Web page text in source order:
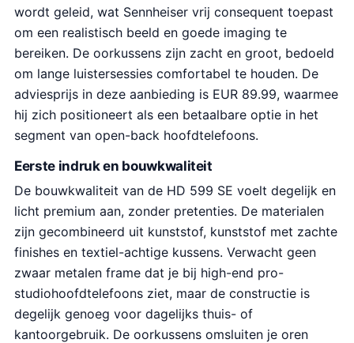
wordt geleid, wat Sennheiser vrij consequent toepast
om een realistisch beeld en goede imaging te
bereiken. De oorkussens zijn zacht en groot, bedoeld
om lange luistersessies comfortabel te houden. De
adviesprijs in deze aanbieding is EUR 89.99, waarmee
hij zich positioneert als een betaalbare optie in het
segment van open-back hoofdtelefoons.
Eerste indruk en bouwkwaliteit
De bouwkwaliteit van de HD 599 SE voelt degelijk en
licht premium aan, zonder pretenties. De materialen
zijn gecombineerd uit kunststof, kunststof met zachte
finishes en textiel-achtige kussens. Verwacht geen
zwaar metalen frame dat je bij high-end pro-
studiohoofdtelefoons ziet, maar de constructie is
degelijk genoeg voor dagelijks thuis- of
kantoorgebruik. De oorkussens omsluiten je oren